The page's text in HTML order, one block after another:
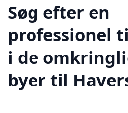
Søg efter en
professionel
i de
byer til